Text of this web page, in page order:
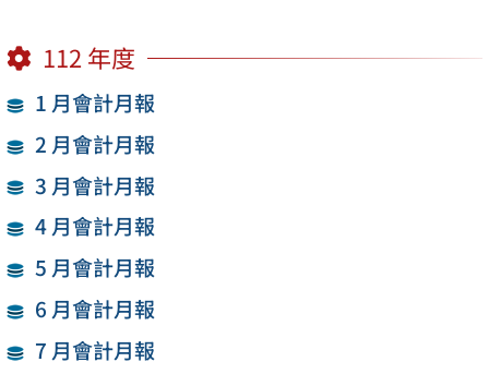
112 年度
1 月會計月報
2 月會計月報
3 月會計月報
4 月會計月報
5 月會計月報
6 月會計月報
7 月會計月報